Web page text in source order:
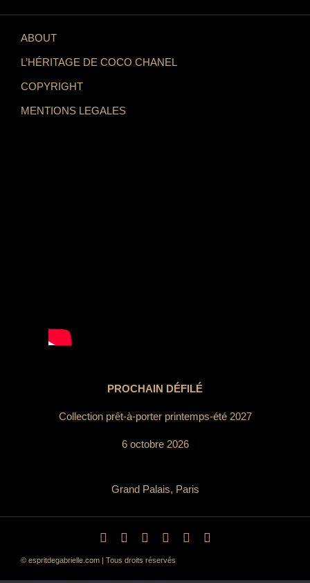
ABOUT
L’HÉRITAGE DE COCO CHANEL
COPYRIGHT
MENTIONS LEGALES
PROCHAIN DÉFILÉ
Collection prêt-à-porter printemps-été 2027
6 octobre 2026
Grand Palais, Paris
© espritdegabrielle.com | Tous droits réservés